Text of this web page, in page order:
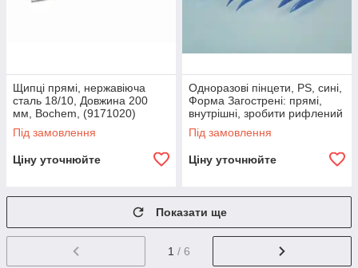
Щипці прямі, нержавіюча
сталь 18/10, Довжина 200
мм, Bochem, (9171020)
Під замовлення
Ціну уточнюйте
Одноразові пінцети, PS, сині,
Форма Загострені: прямі,
внутрішні, зробити рифлений
, Довжина 130 мм, Стерильні
Під замовлення
Ціну уточнюйте
Показати ще
1 / 6